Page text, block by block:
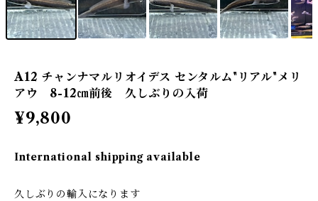
A12 チャンナマルリオイデス センタルム"リアル"メリ
アウ 8-12㎝前後 久しぶりの入荷
¥9,800
International shipping available
久しぶりの輸入になります